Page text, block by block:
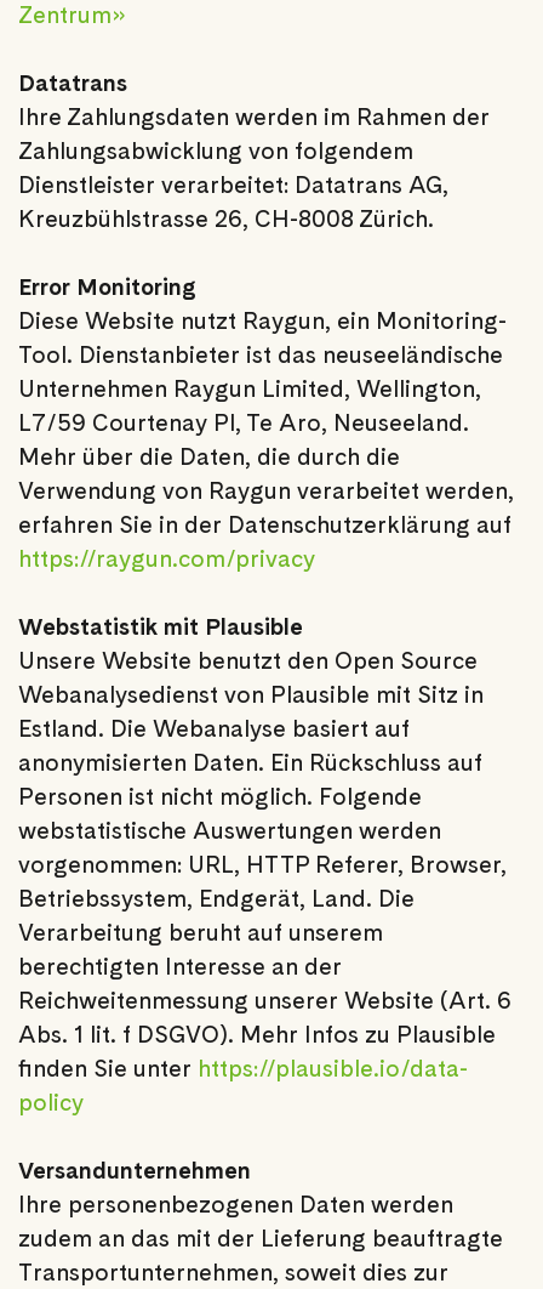
Zentrum»
Datatrans
Ihre Zahlungsdaten werden im Rahmen der
Zahlungsabwicklung von folgendem
Dienstleister verarbeitet: Datatrans AG,
Kreuzbühlstrasse 26, CH-8008 Zürich.
Error Monitoring
Diese Website nutzt Raygun, ein Monitoring-
Tool. Dienstanbieter ist das neuseeländische
Unternehmen Raygun Limited, Wellington,
L7/59 Courtenay Pl, Te Aro, Neuseeland.
Mehr über die Daten, die durch die
Verwendung von Raygun verarbeitet werden,
erfahren Sie in der Datenschutzerklärung auf
https://raygun.com/privacy
Webstatistik mit Plausible
Unsere Website benutzt den Open Source
Webanalysedienst von Plausible mit Sitz in
Estland. Die Webanalyse basiert auf
anonymisierten Daten. Ein Rückschluss auf
Personen ist nicht möglich. Folgende
webstatistische Auswertungen werden
vorgenommen: URL, HTTP Referer, Browser,
Betriebssystem, Endgerät, Land. Die
Verarbeitung beruht auf unserem
berechtigten Interesse an der
Reichweitenmessung unserer Website (Art. 6
Abs. 1 lit. f DSGVO). Mehr Infos zu Plausible
finden Sie unter https://plausible.io/data-
policy
Versandunternehmen
Ihre personenbezogenen Daten werden
zudem an das mit der Lieferung beauftragte
Transportunternehmen, soweit dies zur